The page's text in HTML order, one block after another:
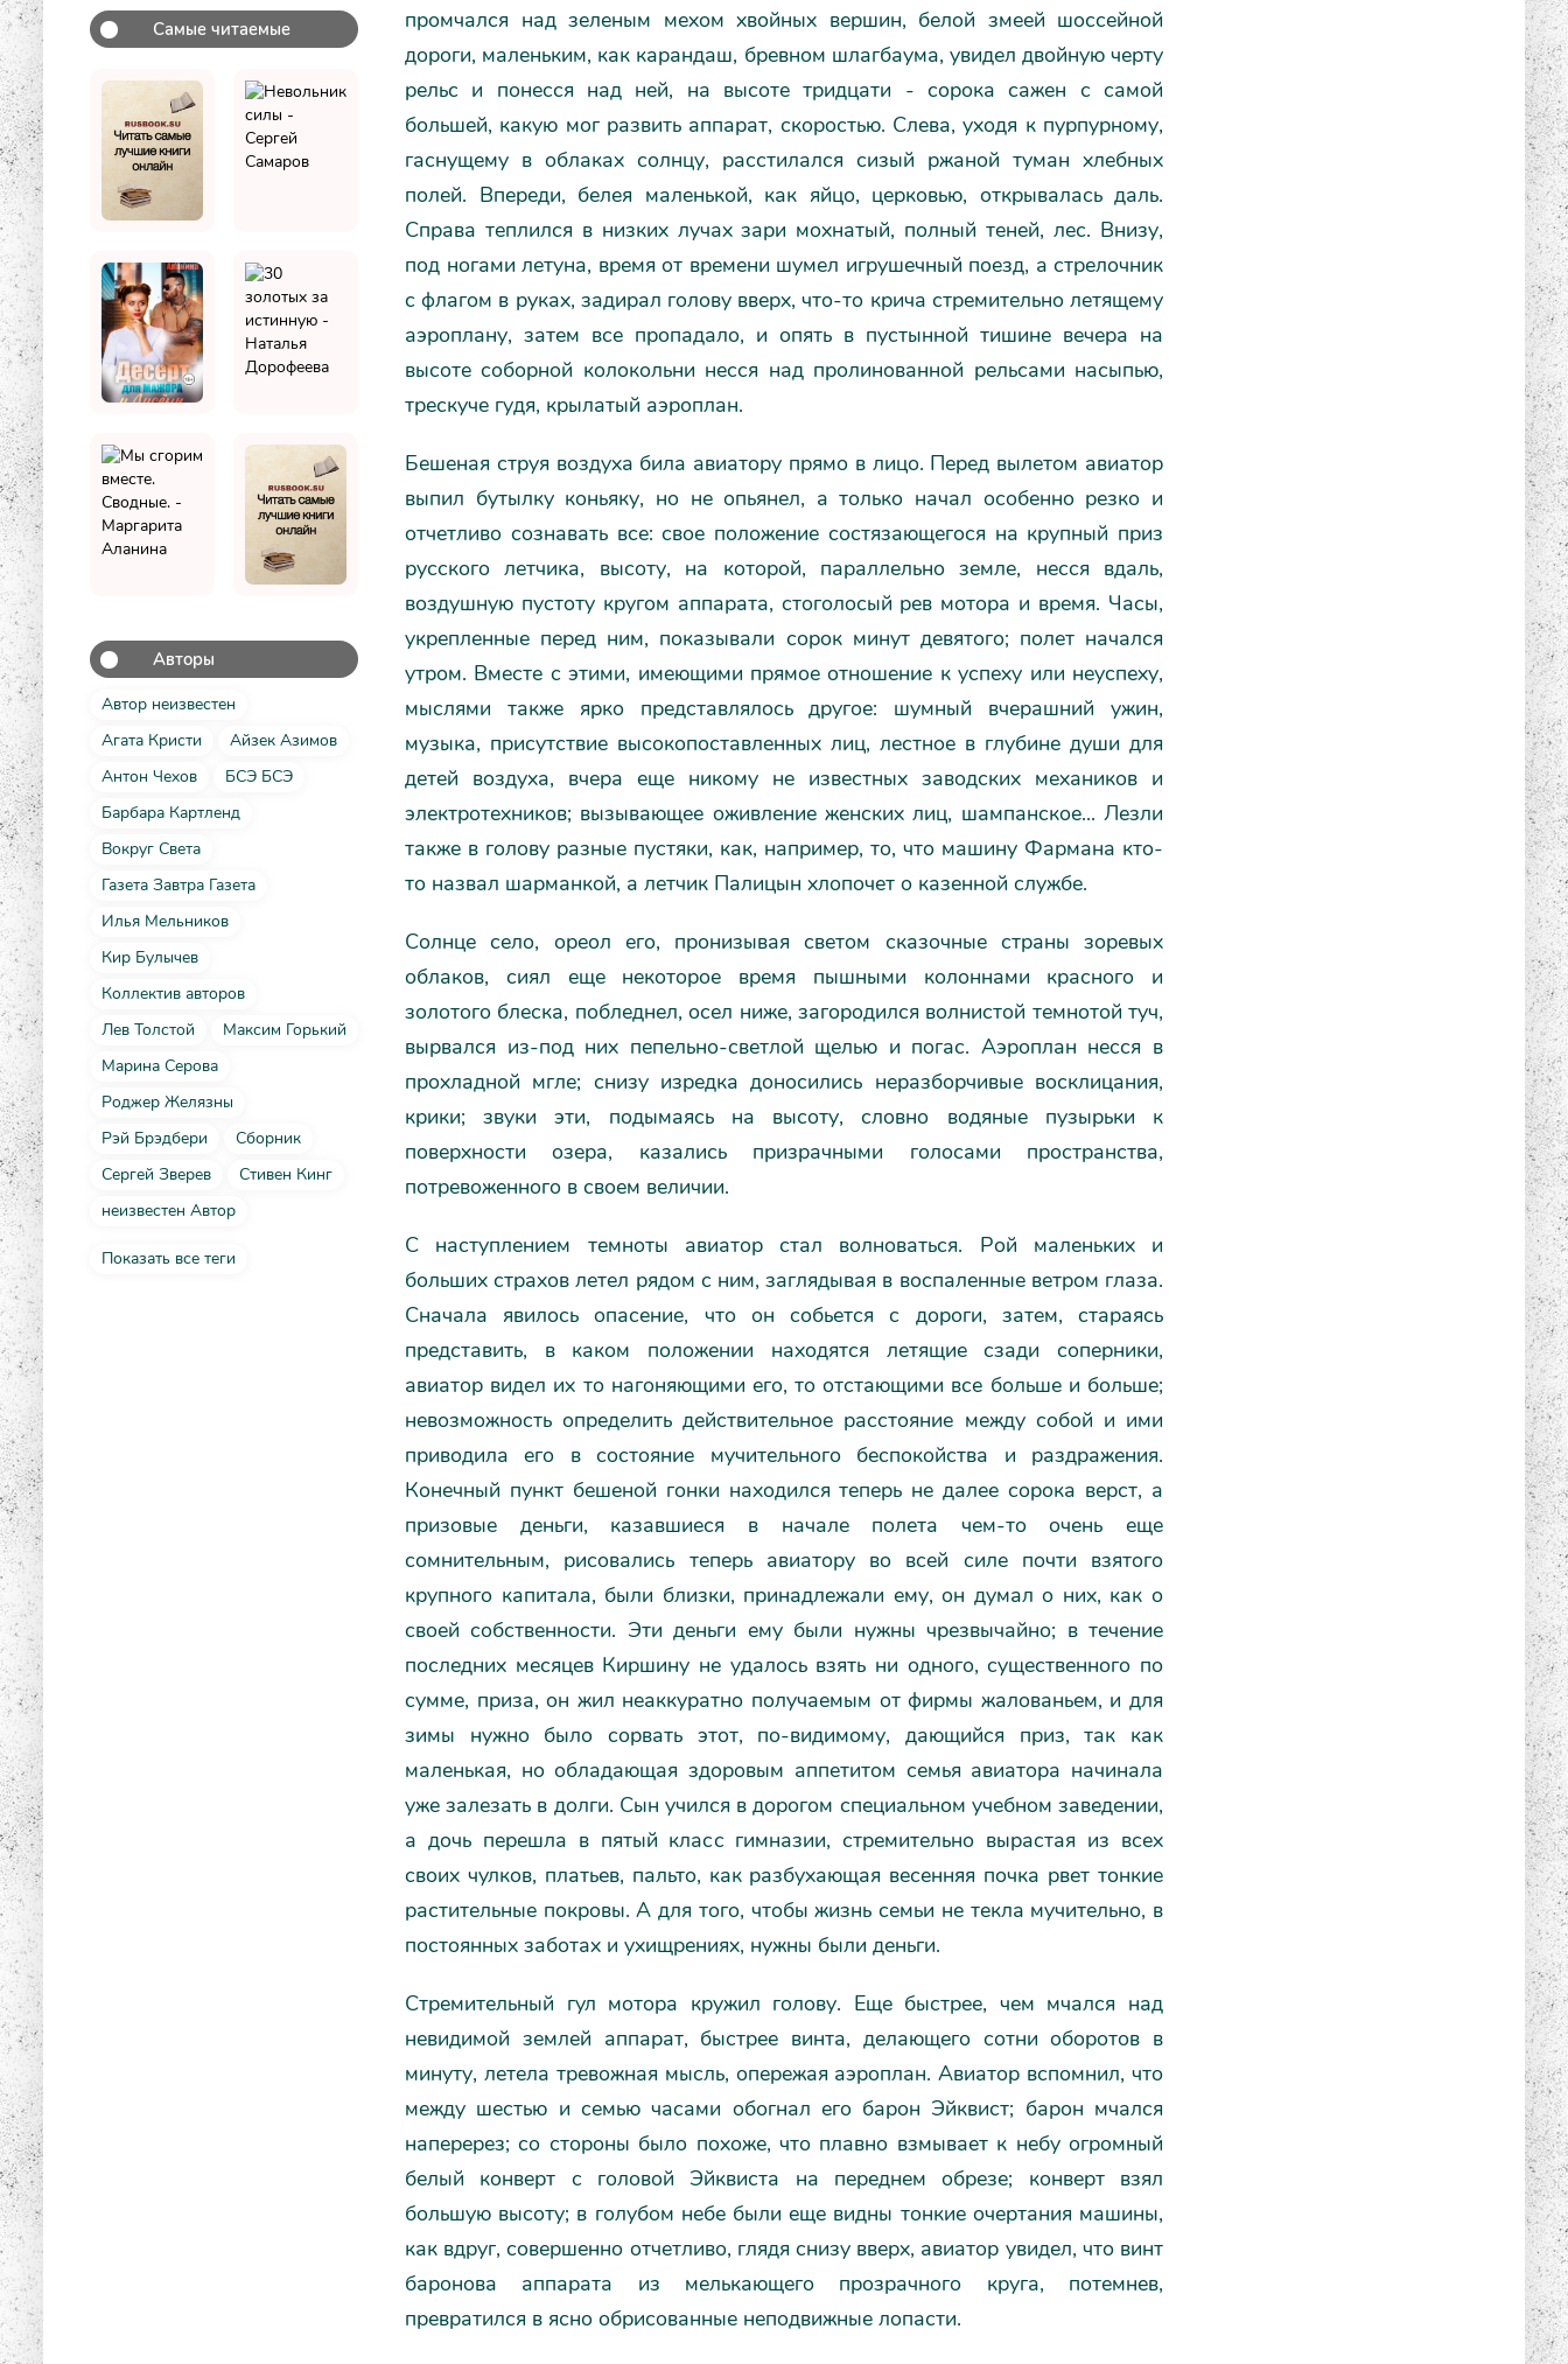
Самые читаемые
Авторы
Автор неизвестен
Агата Кристи
Айзек Азимов
Антон Чехов
БСЭ БСЭ
Барбара Картленд
Вокруг Света
Газета Завтра Газета
Илья Мельников
Кир Булычев
Коллектив авторов
Лев Толстой
Максим Горький
Марина Серова
Роджер Желязны
Рэй Брэдбери
Сборник
Сергей Зверев
Стивен Кинг
неизвестен Автор
Показать все теги
промчался над зеленым мехом хвойных вершин, белой змеей шоссейной
дороги, маленьким, как карандаш, бревном шлагбаума, увидел двойную черту
рельс и понесся над ней, на высоте тридцати - сорока сажен с самой
большей, какую мог развить аппарат, скоростью. Слева, уходя к пурпурному,
гаснущему в облаках солнцу, расстилался сизый ржаной туман хлебных
полей. Впереди, белея маленькой, как яйцо, церковью, открывалась даль.
Справа теплился в низких лучах зари мохнатый, полный теней, лес. Внизу,
под ногами летуна, время от времени шумел игрушечный поезд, а стрелочник
с флагом в руках, задирал голову вверх, что-то крича стремительно летящему
аэроплану, затем все пропадало, и опять в пустынной тишине вечера на
высоте соборной колокольни несся над пролинованной рельсами насыпью,
трескуче гудя, крылатый аэроплан.
Бешеная струя воздуха била авиатору прямо в лицо. Перед вылетом авиатор
выпил бутылку коньяку, но не опьянел, а только начал особенно резко и
отчетливо сознавать все: свое положение состязающегося на крупный приз
русского летчика, высоту, на которой, параллельно земле, несся вдаль,
воздушную пустоту кругом аппарата, стоголосый рев мотора и время. Часы,
укрепленные перед ним, показывали сорок минут девятого; полет начался
утром. Вместе с этими, имеющими прямое отношение к успеху или неуспеху,
мыслями также ярко представлялось другое: шумный вчерашний ужин,
музыка, присутствие высокопоставленных лиц, лестное в глубине души для
детей воздуха, вчера еще никому не известных заводских механиков и
электротехников; вызывающее оживление женских лиц, шампанское... Лезли
также в голову разные пустяки, как, например, то, что машину Фармана кто-
то назвал шарманкой, а летчик Палицын хлопочет о казенной службе.
Солнце село, ореол его, пронизывая светом сказочные страны зоревых
облаков, сиял еще некоторое время пышными колоннами красного и
золотого блеска, побледнел, осел ниже, загородился волнистой темнотой туч,
вырвался из-под них пепельно-светлой щелью и погас. Аэроплан несся в
прохладной мгле; снизу изредка доносились неразборчивые восклицания,
крики; звуки эти, подымаясь на высоту, словно водяные пузырьки к
поверхности озера, казались призрачными голосами пространства,
потревоженного в своем величии.
С наступлением темноты авиатор стал волноваться. Рой маленьких и
больших страхов летел рядом с ним, заглядывая в воспаленные ветром глаза.
Сначала явилось опасение, что он собьется с дороги, затем, стараясь
представить, в каком положении находятся летящие сзади соперники,
авиатор видел их то нагоняющими его, то отстающими все больше и больше;
невозможность определить действительное расстояние между собой и ими
приводила его в состояние мучительного беспокойства и раздражения.
Конечный пункт бешеной гонки находился теперь не далее сорока верст, а
призовые деньги, казавшиеся в начале полета чем-то очень еще
сомнительным, рисовались теперь авиатору во всей силе почти взятого
крупного капитала, были близки, принадлежали ему, он думал о них, как о
своей собственности. Эти деньги ему были нужны чрезвычайно; в течение
последних месяцев Киршину не удалось взять ни одного, существенного по
сумме, приза, он жил неаккуратно получаемым от фирмы жалованьем, и для
зимы нужно было сорвать этот, по-видимому, дающийся приз, так как
маленькая, но обладающая здоровым аппетитом семья авиатора начинала
уже залезать в долги. Сын учился в дорогом специальном учебном заведении,
а дочь перешла в пятый класс гимназии, стремительно вырастая из всех
своих чулков, платьев, пальто, как разбухающая весенняя почка рвет тонкие
растительные покровы. А для того, чтобы жизнь семьи не текла мучительно, в
постоянных заботах и ухищрениях, нужны были деньги.
Стремительный гул мотора кружил голову. Еще быстрее, чем мчался над
невидимой землей аппарат, быстрее винта, делающего сотни оборотов в
минуту, летела тревожная мысль, опережая аэроплан. Авиатор вспомнил, что
между шестью и семью часами обогнал его барон Эйквист; барон мчался
наперерез; со стороны было похоже, что плавно взмывает к небу огромный
белый конверт с головой Эйквиста на переднем обрезе; конверт взял
большую высоту; в голубом небе были еще видны тонкие очертания машины,
как вдруг, совершенно отчетливо, глядя снизу вверх, авиатор увидел, что винт
баронова аппарата из мелькающего прозрачного круга, потемнев,
превратился в ясно обрисованные неподвижные лопасти.